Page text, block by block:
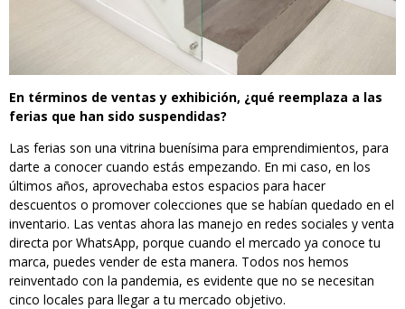
En términos de ventas y exhibición, ¿qué reemplaza a las
ferias que han sido suspendidas?
Las ferias son una vitrina buenísima para emprendimientos, para
darte a conocer cuando estás empezando. En mi caso, en los
últimos años, aprovechaba estos espacios para hacer
descuentos o promover colecciones que se habían quedado en el
inventario. Las ventas ahora las manejo en redes sociales y venta
directa por WhatsApp, porque cuando el mercado ya conoce tu
marca, puedes vender de esta manera. Todos nos hemos
reinventado con la pandemia, es evidente que no se necesitan
cinco locales para llegar a tu mercado objetivo.